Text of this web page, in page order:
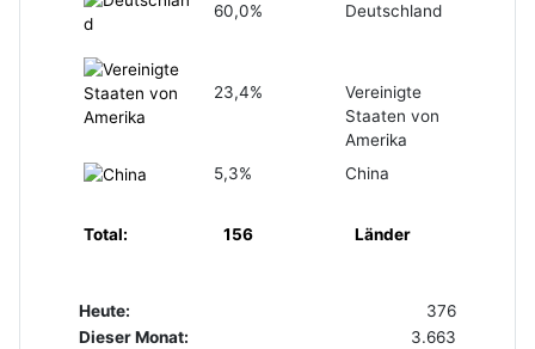
60,0% Deutschland
23,4%
Vereinigte
Staaten von
Amerika
5,3%
China
Total: 156 Länder
Heute:
376
Dieser Monat:
3.663